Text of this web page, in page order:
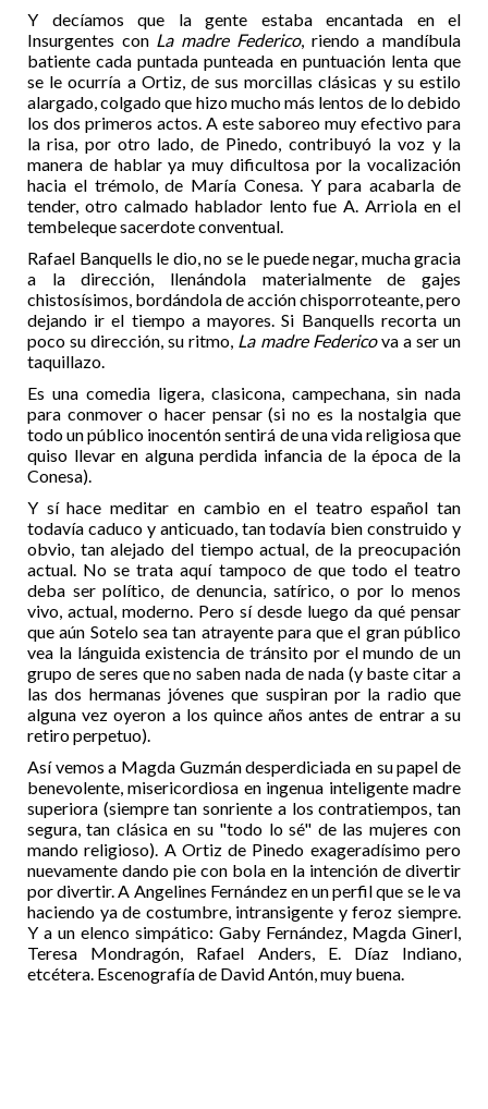
Y decíamos que la gente estaba encantada en el
Insurgentes con La madre Federico, riendo a mandíbula
batiente cada puntada punteada en puntuación lenta que
se le ocurría a Ortiz, de sus morcillas clásicas y su estilo
alargado, colgado que hizo mucho más lentos de lo debido
los dos primeros actos. A este saboreo muy efectivo para
la risa, por otro lado, de Pinedo, contribuyó la voz y la
manera de hablar ya muy dificultosa por la vocalización
hacia el trémolo, de María Conesa. Y para acabarla de
tender, otro calmado hablador lento fue A. Arriola en el
tembeleque sacerdote conventual.
Rafael Banquells le dio, no se le puede negar, mucha gracia
a la dirección, llenándola materialmente de gajes
chistosísimos, bordándola de acción chisporroteante, pero
dejando ir el tiempo a mayores. Si Banquells recorta un
poco su dirección, su ritmo, La madre Federicova a ser un
taquillazo.
Es una comedia ligera, clasicona, campechana, sin nada
para conmover o hacer pensar (si no es la nostalgia que
todo un público inocentón sentirá de una vida religiosa que
quiso llevar en alguna perdida infancia de la época de la
Conesa).
Y sí hace meditar en cambio en el teatro español tan
todavía caduco y anticuado, tan todavía bien construido y
obvio, tan alejado del tiempo actual, de la preocupación
actual. No se trata aquí tampoco de que todo el teatro
deba ser político, de denuncia, satírico, o por lo menos
vivo, actual, moderno. Pero sí desde luego da qué pensar
que aún Sotelo sea tan atrayente para que el gran público
vea la lánguida existencia de tránsito por el mundo de un
grupo de seres que no saben nada de nada (y baste citar a
las dos hermanas jóvenes que suspiran por la radio que
alguna vez oyeron a los quince años antes de entrar a su
retiro perpetuo).
Así vemos a Magda Guzmán desperdiciada en su papel de
benevolente, misericordiosa en ingenua inteligente madre
superiora (siempre tan sonriente a los contratiempos, tan
segura, tan clásica en su "todo lo sé" de las mujeres con
mando religioso). A Ortiz de Pinedo exageradísimo pero
nuevamente dando pie con bola en la intención de divertir
por divertir. A Angelines Fernández en un perfil que se le va
haciendo ya de costumbre, intransigente y feroz siempre.
Y a un elenco simpático: Gaby Fernández, Magda Ginerl,
Teresa Mondragón, Rafael Anders, E. Díaz Indiano,
etcétera. Escenografía de David Antón, muy buena.